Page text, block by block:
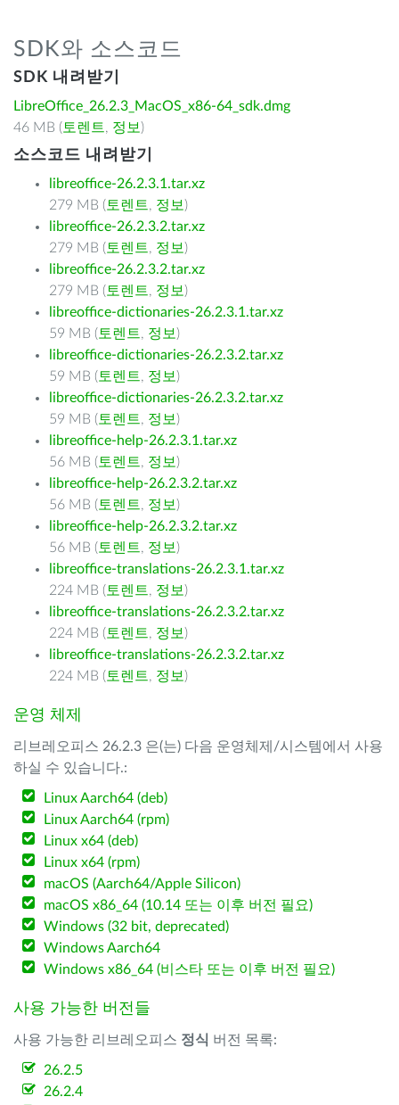
SDK와 소스코드
SDK 내려받기
LibreOffice_26.2.3_MacOS_x86-64_sdk.dmg
46 MB ( 토렌트, 정보 )
소스코드 내려받기
libreoffice-26.2.3.1.tar.xz
279 MB ( 토렌트, 정보 )
libreoffice-26.2.3.2.tar.xz
279 MB ( 토렌트, 정보 )
libreoffice-26.2.3.2.tar.xz
279 MB ( 토렌트, 정보 )
libreoffice-dictionaries-26.2.3.1.tar.xz
59 MB ( 토렌트, 정보 )
libreoffice-dictionaries-26.2.3.2.tar.xz
59 MB ( 토렌트, 정보 )
libreoffice-dictionaries-26.2.3.2.tar.xz
59 MB ( 토렌트, 정보 )
libreoffice-help-26.2.3.1.tar.xz
56 MB ( 토렌트, 정보 )
libreoffice-help-26.2.3.2.tar.xz
56 MB ( 토렌트, 정보 )
libreoffice-help-26.2.3.2.tar.xz
56 MB ( 토렌트, 정보 )
libreoffice-translations-26.2.3.1.tar.xz
224 MB ( 토렌트, 정보 )
libreoffice-translations-26.2.3.2.tar.xz
224 MB ( 토렌트, 정보 )
libreoffice-translations-26.2.3.2.tar.xz
224 MB ( 토렌트, 정보 )
운영 체제
리브레오피스 26.2.3 은(는) 다음 운영체제/시스템에서 사용
하실 수 있습니다.:
Linux Aarch64 (deb)
Linux Aarch64 (rpm)
Linux x64 (deb)
Linux x64 (rpm)
macOS (Aarch64/Apple Silicon)
macOS x86_64 (10.14 또는 이후 버전 필요)
Windows (32 bit, deprecated)
Windows Aarch64
Windows x86_64 (비스타 또는 이후 버전 필요)
사용 가능한 버전들
사용 가능한 리브레오피스 정식 버전 목록:
26.2.5
26.2.4